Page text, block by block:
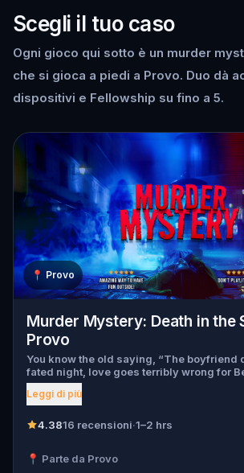
Scegli il tuo caso
Ogni gioco qui sotto è un murder
che si gioca a piedi a Provo. Duo dà
dispositivi e Fellowship su fino a 5.
📍 Provo
Murder Mystery: Death in the
Provo
You know the old saying, “The boyfriend
fated night, love goes terribly wrong for
and Walter Bridges . Bella, a famous
found dead during a ghost tour led by the
Walter, the obsessed boyfriend? Percy,
suspects, and expose the real murderer
Leggi di più
4.3816 recensioni·1–2 hrs
📍 Parte da Provo